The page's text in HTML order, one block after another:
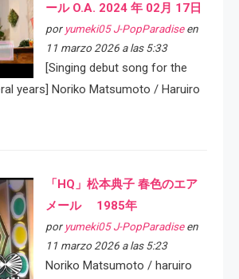
ール O.A. 2024 年 02月 17日
por yumeki05 J-PopParadiseen
11 marzo 2026 a las 5:33
[Singing debut song for the
years] Noriko Matsumoto / Haruiro
「HQ」松本典子 春色のエア
メール 1985年
por yumeki05 J-PopParadiseen
11 marzo 2026 a las 5:23
Noriko Matsumoto / haruiro